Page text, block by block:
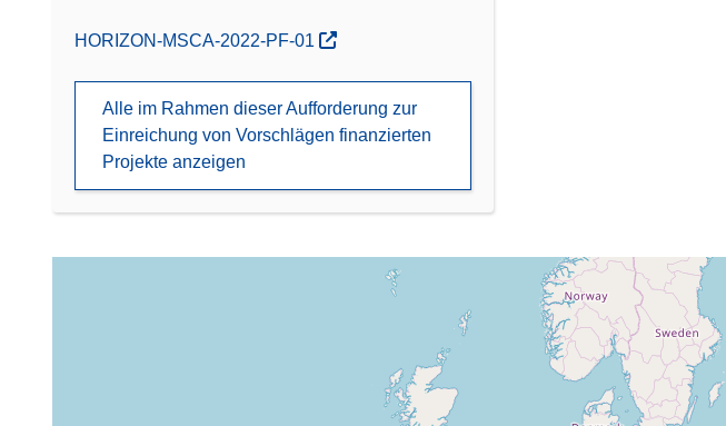
(öffnet in neuem Fenster)
HORIZON-MSCA-2022-PF-01
Alle im Rahmen dieser Aufforderung zur
Einreichung von Vorschlägen finanzierten
Projekte anzeigen